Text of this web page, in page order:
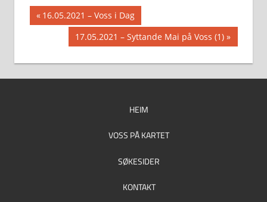
Innleggsnavigasjon
Previous
16.05.2021 – Voss i Dag
Next
Post:
17.05.2021 – Syttande Mai på Voss (1)
HEIM
VOSS PÅ KARTET
SØKESIDER
KONTAKT